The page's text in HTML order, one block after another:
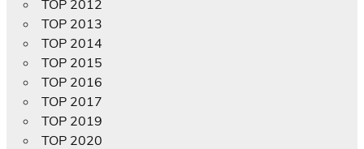
TOP 2012
TOP 2013
TOP 2014
TOP 2015
TOP 2016
TOP 2017
TOP 2019
TOP 2020